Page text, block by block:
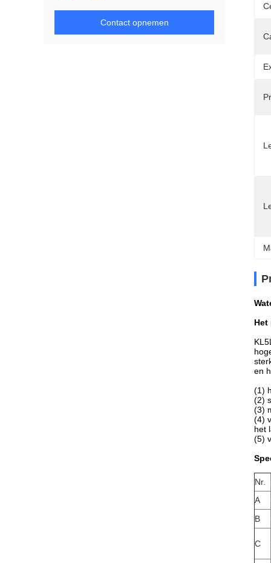
Contact opnemen
en
(1)
(2)
(3)
(4)
het
(5)
Nr.
A
B
C